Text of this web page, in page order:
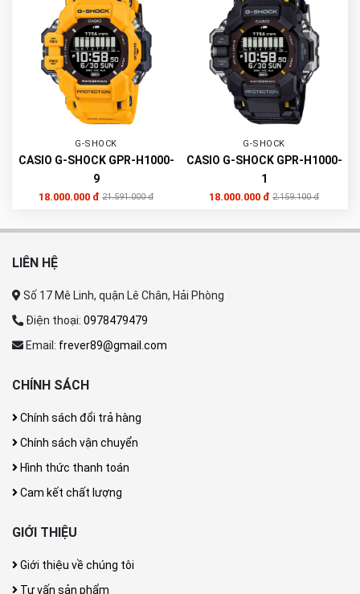
G-SHOCK
CASIO G-SHOCK GPR-H1000-
9
18.000.000 đ 21.591.000 đ
G-SHOCK
CASIO G-SHOCK GPR-H1000-
1
18.000.000 đ 2.159.100 đ
LIÊN HỆ
Số 17 Mê Linh, quận Lê Chân, Hải Phòng
Điện thoại: 0978479479
Email: frever89@gmail.com
CHÍNH SÁCH
Chính sách đổi trả hàng
Chính sách vận chuyển
Hình thức thanh toán
Cam kết chất lượng
GIỚI THIỆU
Giới thiệu về chúng tôi
Tư vấn sản phẩm